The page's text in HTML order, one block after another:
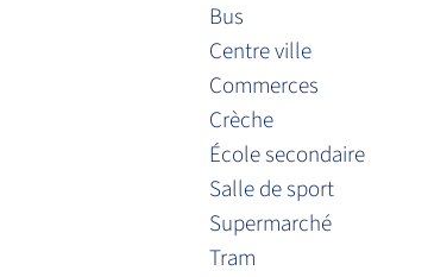
Bus
Centre ville
Commerces
Crèche
École secondaire
Salle de sport
Supermarché
Tram